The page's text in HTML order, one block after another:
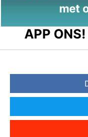
met
APP ONS!